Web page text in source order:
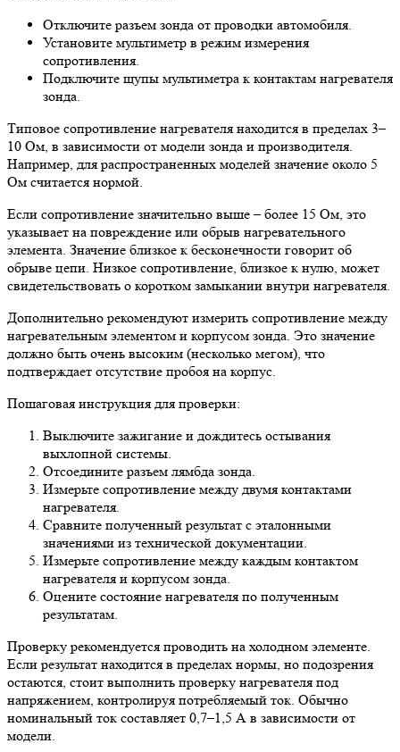
Отключите разъем зонда от проводки автомобиля.
Установите мультиметр в режим измерения
сопротивления.
Подключите щупы мультиметра к контактам нагревателя
зонда.
Типовое сопротивление нагревателя находится в пределах 3–
10 Ом, в зависимости от модели зонда и производителя.
Например, для распространенных моделей значение около 5
Ом считается нормой.
Если сопротивление значительно выше – более 15 Ом, это
указывает на повреждение или обрыв нагревательного
элемента. Значение близкое к бесконечности говорит об
обрыве цепи. Низкое сопротивление, близкое к нулю, может
свидетельствовать о коротком замыкании внутри нагревателя.
Дополнительно рекомендуют измерить сопротивление между
нагревательным элементом и корпусом зонда. Это значение
должно быть очень высоким (несколько мегом), что
подтверждает отсутствие пробоя на корпус.
Пошаговая инструкция для проверки:
Выключите зажигание и дождитесь остывания
выхлопной системы.
Отсоедините разъем лямбда зонда.
Измерьте сопротивление между двумя контактами
нагревателя.
Сравните полученный результат с эталонными
значениями из технической документации.
Измерьте сопротивление между каждым контактом
нагревателя и корпусом зонда.
Оцените состояние нагревателя по полученным
результатам.
Проверку рекомендуется проводить на холодном элементе.
Если результат находится в пределах нормы, но подозрения
остаются, стоит выполнить проверку нагревателя под
напряжением, контролируя потребляемый ток. Обычно
номинальный ток составляет 0,7–1,5 А в зависимости от
модели.